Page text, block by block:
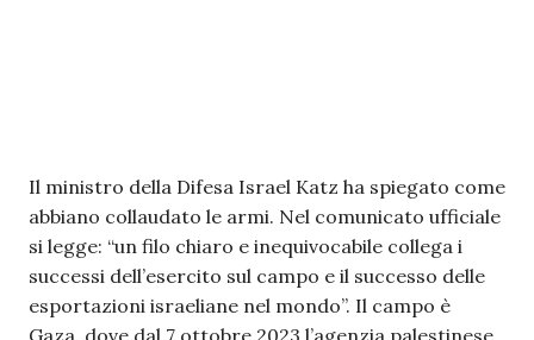
Il ministro della Difesa Israel Katz ha spiegato come
abbiano collaudato le armi. Nel comunicato ufficiale
si legge: “un filo chiaro e inequivocabile collega i
successi dell’esercito sul campo e il successo delle
esportazioni israeliane nel mondo”. Il campo è
Gaza, dove dal 7 ottobre 2023 l’agenzia palestinese